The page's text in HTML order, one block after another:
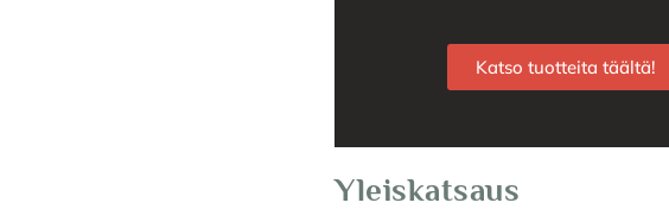
Katso tuotteita täältä!
Yleiskatsaus